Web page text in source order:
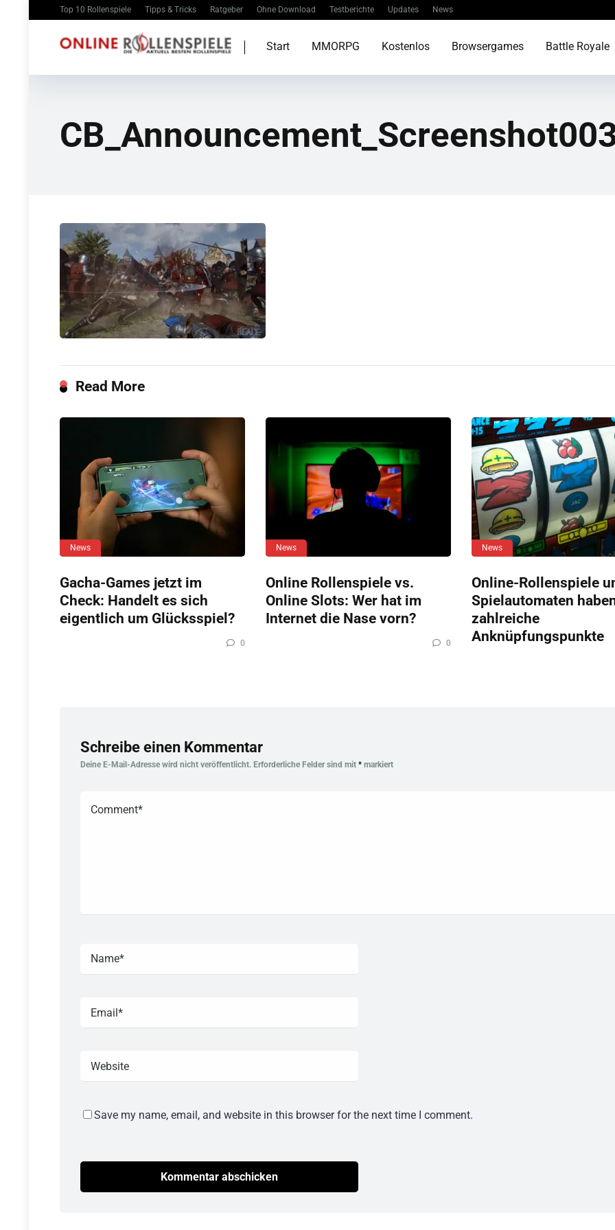
Top 10 Rollenspiele Tipps & Tricks Ratgeber Ohne Download Testberichte Updates News
Start MMORPG Kostenlos Browsergames Battle Royale
Read More
News
Gacha-Games jetzt im
Check: Handelt es sich
eigentlich um Glücksspiel?
0
News
Online Rollenspiele vs.
Online Slots: Wer hat im
Internet die Nase vorn?
0
News
Online-Rollenspiele
Spielautomaten
zahlreiche
Anknüpfungspunkte
Schreibe einen Kommentar
Deine E-Mail-Adresse wird nicht veröffentlicht. Erforderliche Felder sind mit * markiert
Save my name, email, and website in this browser for the next time I comment.